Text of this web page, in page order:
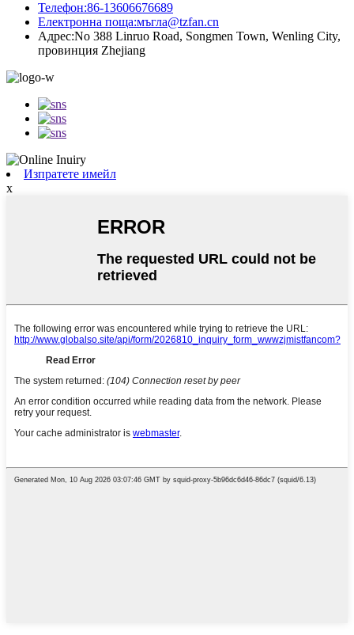
Телефон:86-13606676689
Електронна поща:мъгла@tzfan.cn
Адрес:No 388 Linruo Road, Songmen Town, Wenling City,
провинция Zhejiang
Изпратете имейл
x